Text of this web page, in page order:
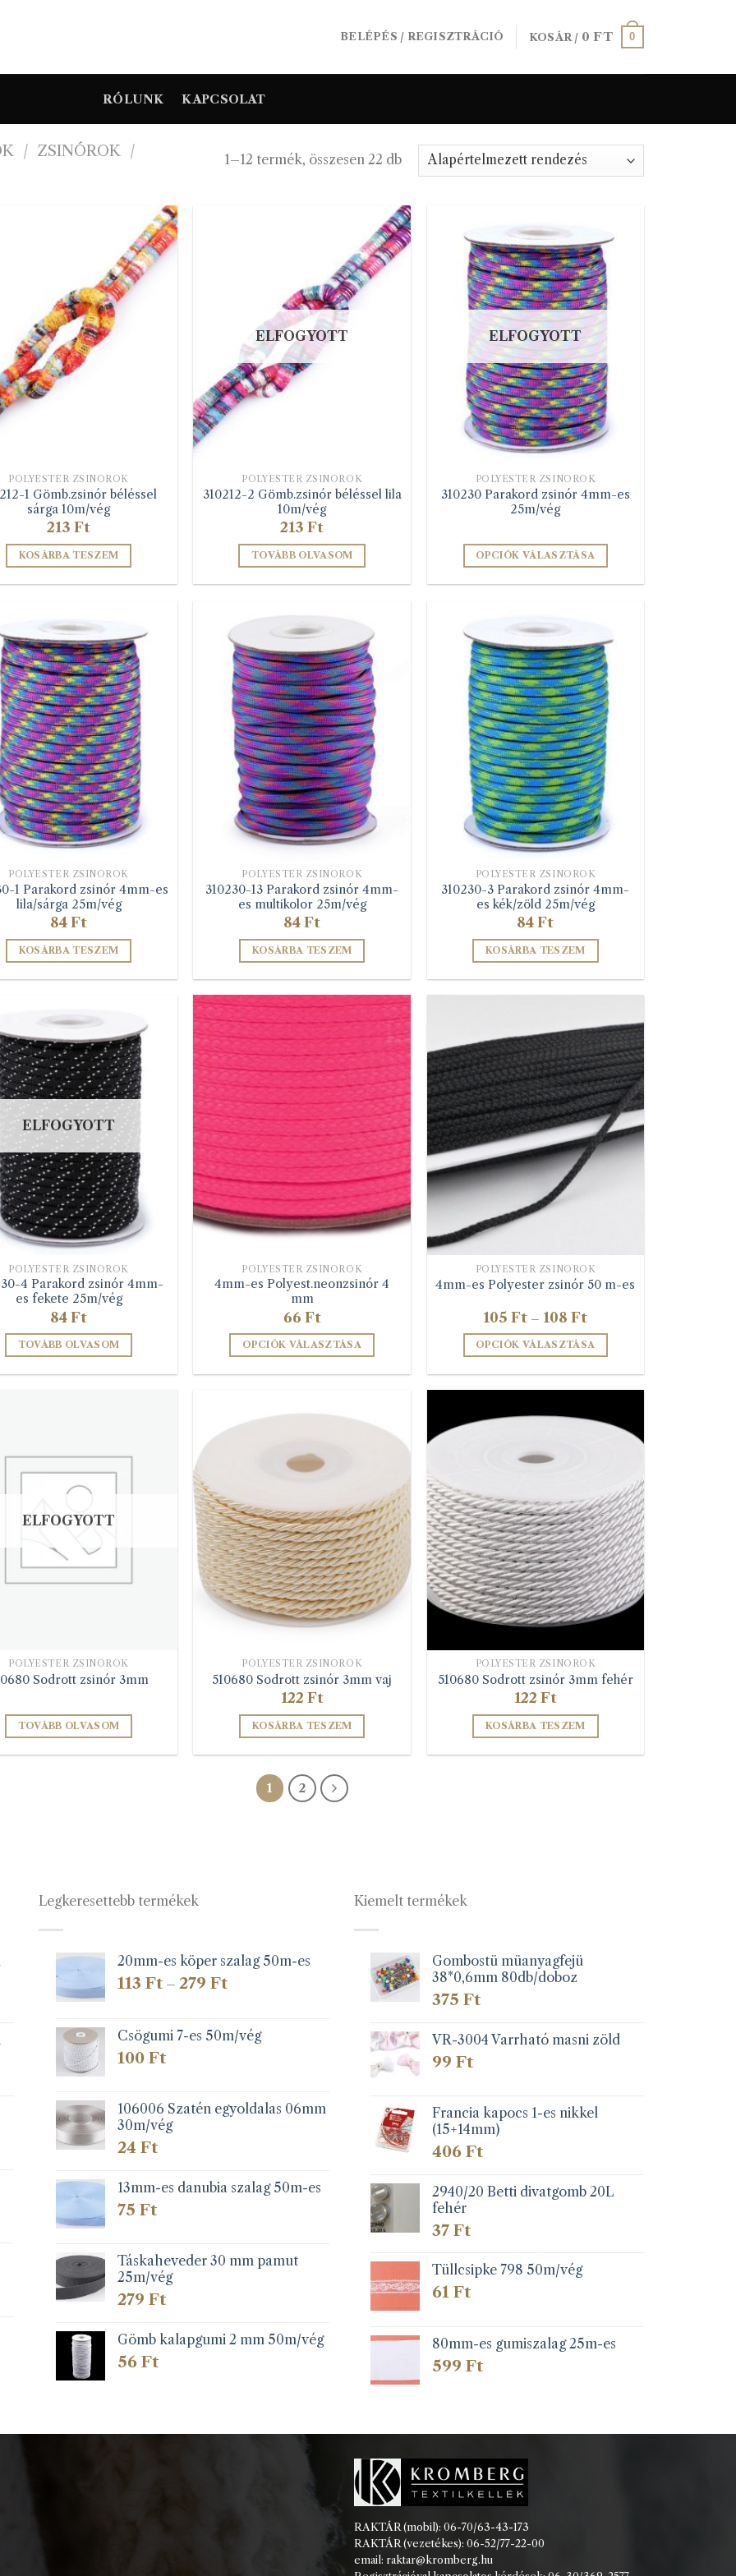
BELÉPÉS / REGISZTRÁCIÓ KOSÁR / 0FT 0
RÓLUNK KAPCSOLAT
/ ZSINÓROK / 1–12 termék, összesen 22 db
POLYESTER ZSINÓROK
1 Gömb.zsinór béléssel
sárga 10m/vég
213Ft
KOSÁRBA TESZEM
ELFOGYOTT
POLYESTER ZSINÓROK
310212-2 Gömb.zsinór béléssel lila
10m/vég
213Ft
TOVÁBB OLVASOM
ELFOGYOTT
POLYESTER ZSINÓROK
310230 Parakord zsinór 4mm-es
25m/vég
OPCIÓK VÁLASZTÁSA
több
variációja
van.
A
változatok
a
termékoldalon
választhatók
ki
POLYESTER ZSINÓROK
1 Parakord zsinór 4mm-es
lila/sárga 25m/vég
84Ft
KOSÁRBA TESZEM
POLYESTER ZSINÓROK
310230-13 Parakord zsinór 4mm-
es multikolor 25m/vég
84Ft
KOSÁRBA TESZEM
POLYESTER ZSINÓROK
310230-3 Parakord zsinór 4mm-
es kék/zöld 25m/vég
84Ft
KOSÁRBA TESZEM
ELFOGYOTT
POLYESTER ZSINÓROK
4 Parakord zsinór 4mm-
es fekete 25m/vég
84Ft
TOVÁBB OLVASOM
POLYESTER ZSINÓROK
4mm-es Polyest.neonzsinór 4
mm
66 Ft
OPCIÓK VÁLASZTÁSA
van.
a
termékoldalon
választhatók
ki
POLYESTER ZSINÓROK
4mm-es Polyester zsinór 50 m-es
105Ft – 108FtÁrtartomány:
105 Ft
-
108 Ft
OPCIÓK VÁLASZTÁSA
több
van.
változatok
a
termékoldalon
választhatók
ki
ELFOGYOTT
POLYESTER ZSINÓROK
Sodrott zsinór 3mm
TOVÁBB OLVASOM
POLYESTER ZSINÓROK
510680 Sodrott zsinór 3mm vaj
122 Ft
KOSÁRBA TESZEM
POLYESTER ZSINÓROK
510680 Sodrott zsinór 3mm fehér
122 Ft
KOSÁRBA TESZEM
1 2
Legkeresettebb termékek
20mm-es köper szalag 50m-es
113Ft – 279FtÁrtartomány:
279 Ft
Csögumi 7-es 50m/vég
100Ft
106006 Szatén egyoldalas 06mm
30m/vég
24Ft
13mm-es danubia szalag 50m-es
75Ft
Táskaheveder 30 mm pamut
25m/vég
279Ft
Gömb kalapgumi 2 mm 50m/vég
56Ft
Kiemelt termékek
Gombostü müanyagfejü
38*0,6mm 80db/doboz
375Ft
VR-3004 Varrható masni zöld
99Ft
Francia kapocs 1-es nikkel
(15+14mm)
406Ft
2940/20 Betti divatgomb 20L
fehér
37Ft
Tüllcsipke 798 50m/vég
61Ft
80mm-es gumiszalag 25m-es
599Ft
RAKTÁR (mobil): 06-70/63-43-173
RAKTÁR (vezetékes): 06-52/77-22-00
email: raktar@kromberg.hu